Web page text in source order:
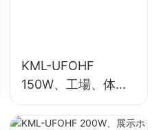
KML-UFOHF
150W、工場、体育
館などの屋内照明用
の LED ハイベイラ